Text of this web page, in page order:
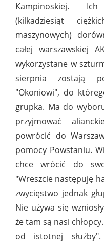
Kampinoskiej.
(kilkadziesiąt
maszynowych)
całej warszawskiej
wykorzystane w
sierpnia zostają
"Okoniowi", do
grupka. Ma do
przyjmować
powrócić do
pomocy Powstaniu.
chce wrócić do
"Wreszcie następuję
zwycięstwo jednak
Nie używa się
że tam są nasi
od istotnej